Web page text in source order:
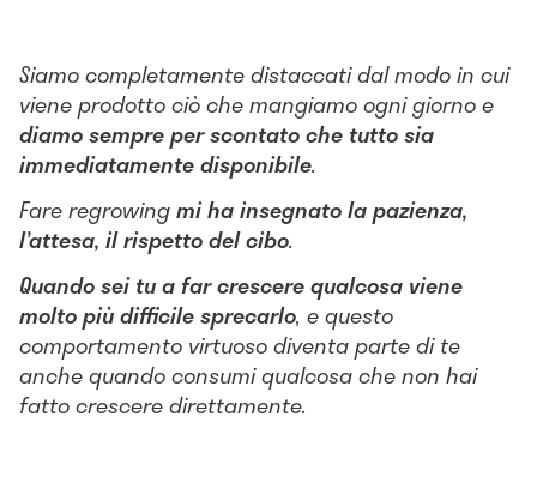
Siamo completamente distaccati dal modo in cui
viene prodotto ciò che mangiamo ogni giorno e
diamo sempre per scontato che tutto sia
immediatamente disponibile.
Fare regrowingmi ha insegnato la pazienza,
l’attesa, il rispetto del cibo.
Quando sei tu a far crescere qualcosa viene
molto più difficile sprecarlo, e questo
comportamento virtuoso diventa parte di te
anche quando consumi qualcosa che non hai
fatto crescere direttamente.